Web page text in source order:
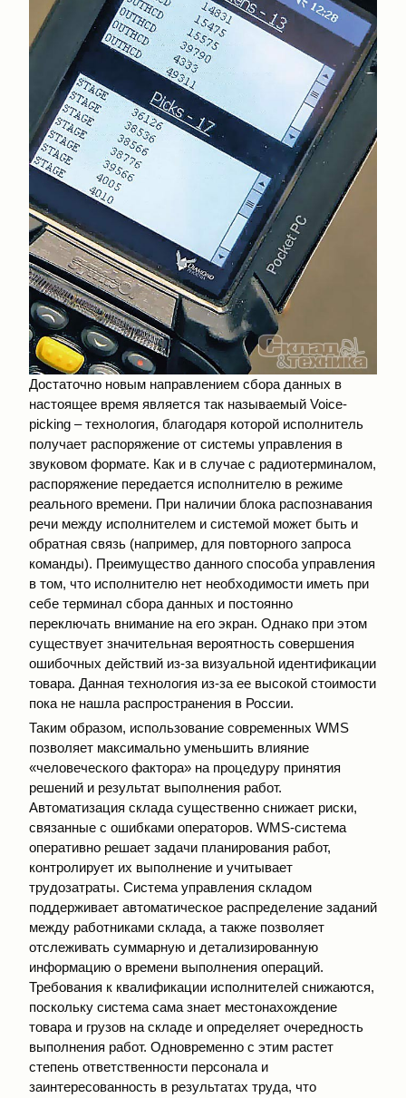
Достаточно новым направлением сбора данных в
настоящее время является так называемый Voice-
picking – технология, благодаря которой исполнитель
получает распоряжение от системы управления в
звуковом формате. Как и в случае с радиотерминалом,
распоряжение передается исполнителю в режиме
реального времени. При наличии блока распознавания
речи между исполнителем и системой может быть и
обратная связь (например, для повторного запроса
команды). Преимущество данного способа управления
в том, что исполнителю нет необходимости иметь при
себе терминал сбора данных и постоянно
переключать внимание на его экран. Однако при этом
существует значительная вероятность совершения
ошибочных действий из-за визуальной идентификации
товара. Данная технология из-за ее высокой стоимости
пока не нашла распространения в России.
Таким образом, использование современных WMS
позволяет максимально уменьшить влияние
«человеческого фактора» на процедуру принятия
решений и результат выполнения работ.
Автоматизация склада существенно снижает риски,
связанные с ошибками операторов. WMS-система
оперативно решает задачи планирования работ,
контролирует их выполнение и учитывает
трудозатраты. Система управления складом
поддерживает автоматическое распределение заданий
между работниками склада, а также позволяет
отслеживать суммарную и детализированную
информацию о времени выполнения операций.
Требования к квалификации исполнителей снижаются,
поскольку система сама знает местонахождение
товара и грузов на складе и определяет очередность
выполнения работ. Одновременно с этим растет
степень ответственности персонала и
заинтересованность в результатах труда, что